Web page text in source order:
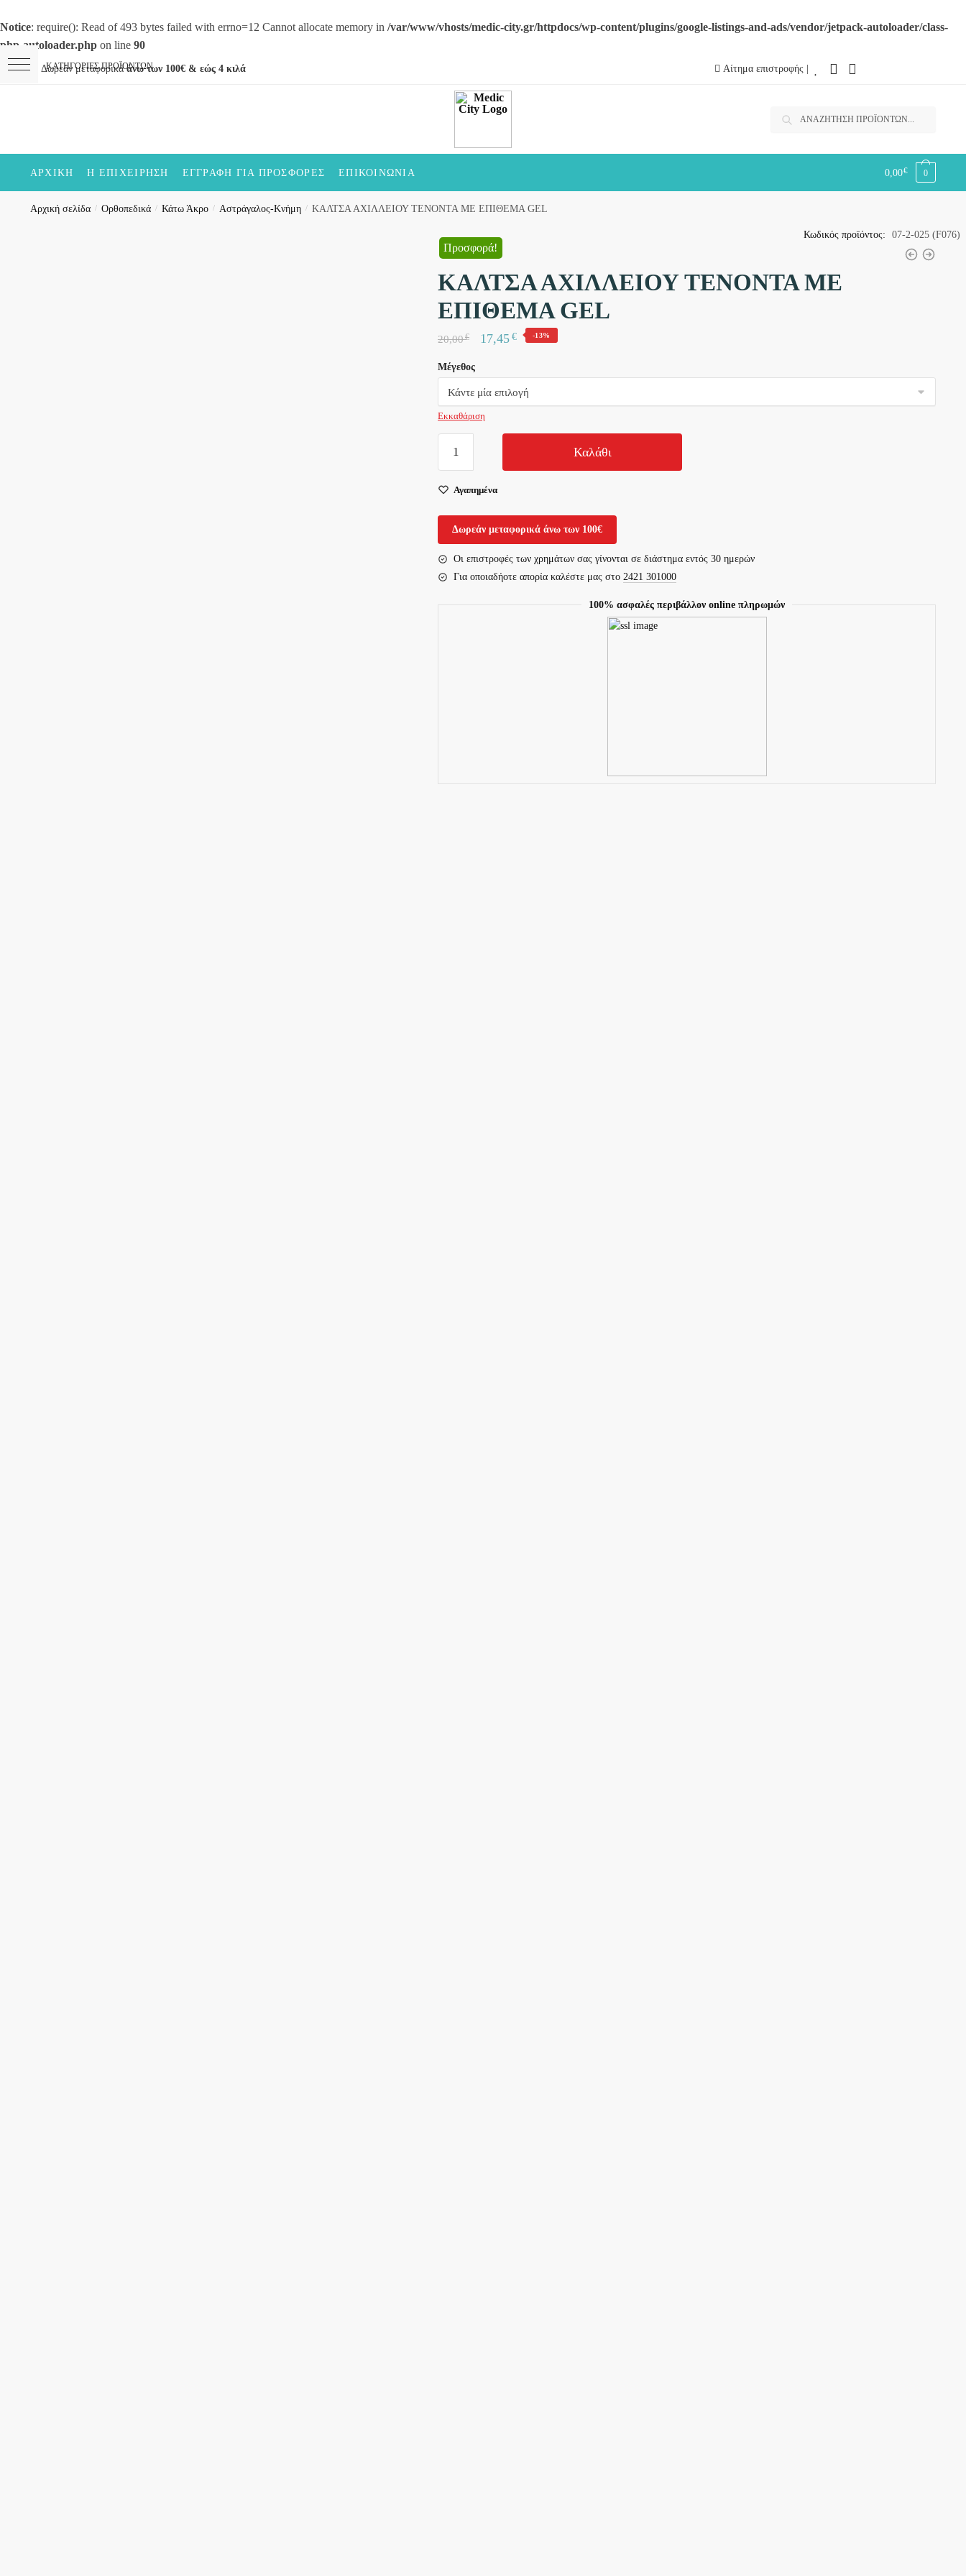
Notice: require(): Read of 493 bytes failed with errno=12 Cannot allocate memory in /var/www/vhosts/medic-city.gr/httpdocs/wp-content/plugins/google-listings-and-ads/vendor/jetpack-autoloader/class-
php-autoloader.php on line 90
Skip
Skip
Δωρεάν μεταφορικάάνω των 100€ & εώς 4 κιλά Αίτημα επιστροφής |
Αναζήτηση
Αναζήτηση
ΑΡΧΙΚΉ Η ΕΠΙΧΕΊΡΗΣΗ ΕΓΓΡΑΦΉ ΓΙΑ ΠΡΟΣΦΟΡΈΣ ΕΠΙΚΟΙΝΩΝΊΑ 0,00€ 0
Αρχική σελίδα / Ορθοπεδικά / Κάτω Άκρο / Αστράγαλος-Κνήμη / ΚΑΛΤΣΑ ΑΧΙΛΛΕΙΟΥ ΤΕΝΟΝΤΑ ΜΕ ΕΠΙΘΕΜΑ GEL
Προσφορά!
ΚΑΛΤΣΑ ΑΧΙΛΛΕΙΟΥ ΤΕΝΟΝΤΑ ΜΕ
ΕΠΙΘΕΜΑ GEL
20,00€ 17,45€ -13%
Μέγεθος
Εκκαθάριση
ΜΕ
ΕΠΙΘΕΜΑ
GEL
Καλάθι
Αγαπημένα
Δωρεάν μεταφορικά άνω των 100€
Οι επιστροφές των χρημάτων σας γίνονται σε διάστημα εντός 30 ημερών
Για οποιαδήοτε απορία καλέστε μας στο 2421 301000
100% ασφαλές περιβάλλον online πληρωμών
Κωδικός προϊόντος: 07-2-025 (F076)